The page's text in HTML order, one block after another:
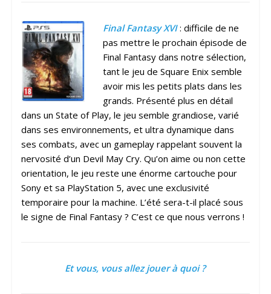
Final Fantasy XVI: difficile de ne
pas mettre le prochain épisode de
Final Fantasy dans notre sélection,
tant le jeu de Square Enix semble
avoir mis les petits plats dans les
grands. Présenté plus en détail
dans un State of Play, le jeu semble grandiose, varié
dans ses environnements, et ultra dynamique dans
ses combats, avec un gameplay rappelant souvent la
nervosité d’un Devil May Cry. Qu’on aime ou non cette
orientation, le jeu reste une énorme cartouche pour
Sony et sa PlayStation 5, avec une exclusivité
temporaire pour la machine. L’été sera-t-il placé sous
le signe de Final Fantasy ? C’est ce que nous verrons !
Et vous, vous allez jouer à quoi ?